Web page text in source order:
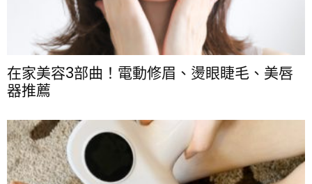
在家美容3部曲！電動修眉、燙眼睫毛、美唇
器推薦